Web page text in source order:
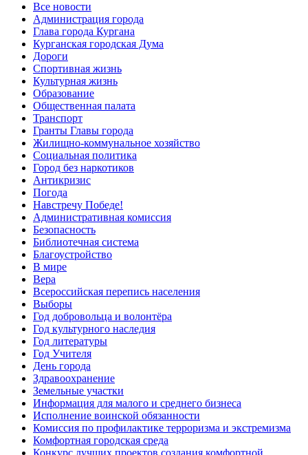
Все новости
Администрация города
Глава города Кургана
Курганская городская Дума
Дороги
Спортивная жизнь
Культурная жизнь
Образование
Общественная палата
Транспорт
Гранты Главы города
Жилищно-коммунальное хозяйство
Социальная политика
Город без наркотиков
Антикризис
Погода
Навстречу Победе!
Административная комиссия
Безопасность
Библиотечная система
Благоустройство
В мире
Вера
Всероссийская перепись населения
Выборы
Год добровольца и волонтёра
Год культурного наследия
Год литературы
Год Учителя
День города
Здравоохранение
Земельные участки
Информация для малого и среднего бизнеса
Исполнение воинской обязанности
Комиссия по профилактике терроризма и экстремизма
Комфортная городская среда